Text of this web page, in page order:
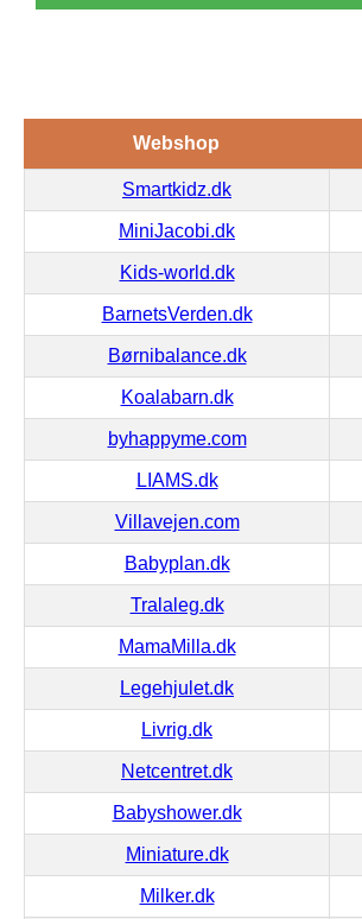
Webshop
Smartkidz.dk
MiniJacobi.dk
Kids-world.dk
BarnetsVerden.dk
Børnibalance.dk
Koalabarn.dk
byhappyme.com
LIAMS.dk
Villavejen.com
Babyplan.dk
Tralaleg.dk
MamaMilla.dk
Legehjulet.dk
Livrig.dk
Netcentret.dk
Babyshower.dk
Miniature.dk
Milker.dk